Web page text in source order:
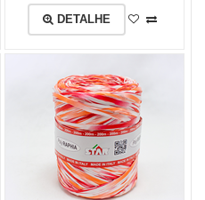
DETALHE